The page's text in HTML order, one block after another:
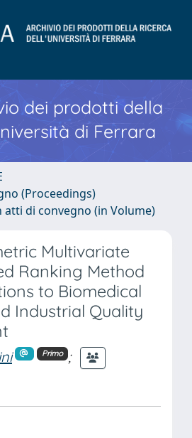
dei prodotti della
di Ferrara
(Proceedings)
atti di convegno (in Volume)
Multivariate
Ranking Method
to Biomedical
Industrial Quality
Primo
;